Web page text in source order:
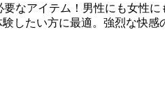
なアイテム！男性にも女性
したい方に最適。強烈な快